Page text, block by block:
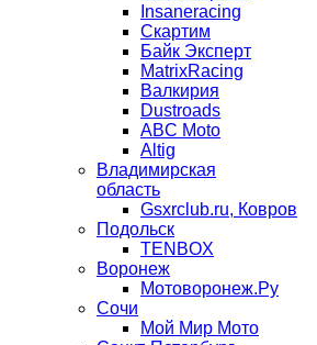
Insaneracing
Скартим
Байк Эксперт
MatrixRacing
Валкирия
Dustroads
ABC Moto
Altig
Владимирская
область
Gsxrclub.ru, Ковров
Подольск
TENBOX
Воронеж
Мотоворонеж.Ру
Сочи
Мой Мир Мото